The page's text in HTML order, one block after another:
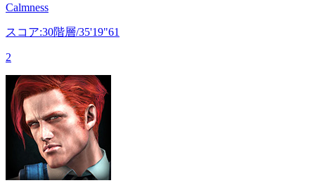
Calmness
スコア:30階層/35'19"61
2